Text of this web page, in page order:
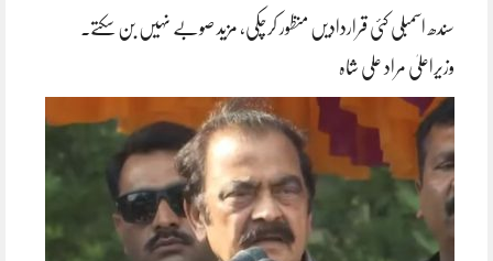
سندھ اسمبلی کئی قراردادیں منظور کرچکی، مزید صوبے نہیں بن سکتے۔
وزیراعلیٰ مراد علی شاہ